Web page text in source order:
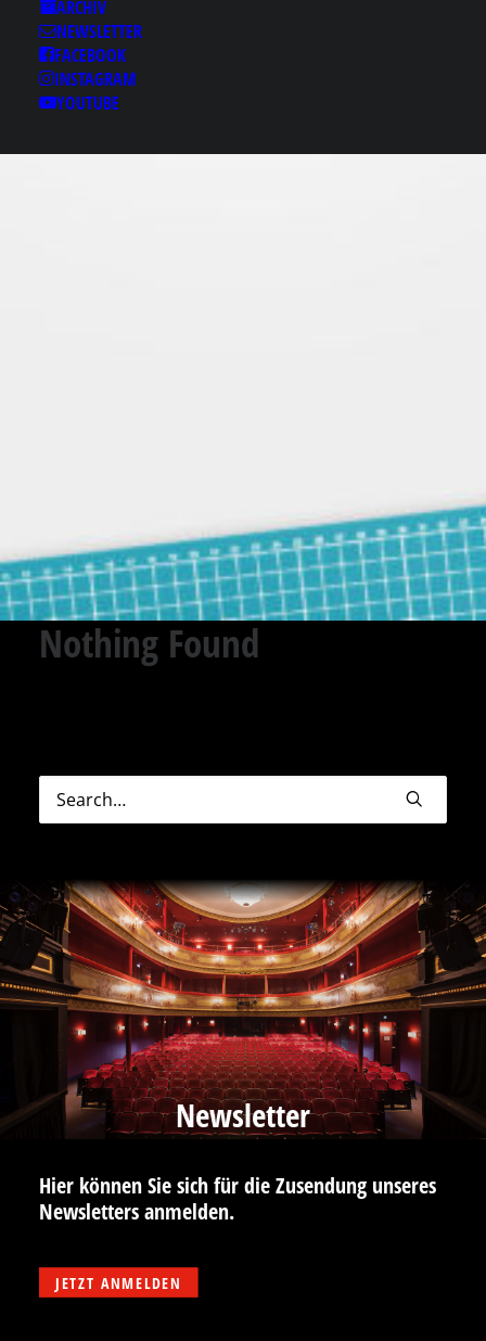
ARCHIV
NEWSLETTER
FACEBOOK
INSTAGRAM
YOUTUBE
트♧bamje1．ⓒоｍ 밤
문화사이트♬밤문화사
이트✐밤문화사이트 밤
Nothing Found
Newsletter
Hier können Sie sich für die Zusendung unseres
Newsletters anmelden.
JETZT ANMELDEN